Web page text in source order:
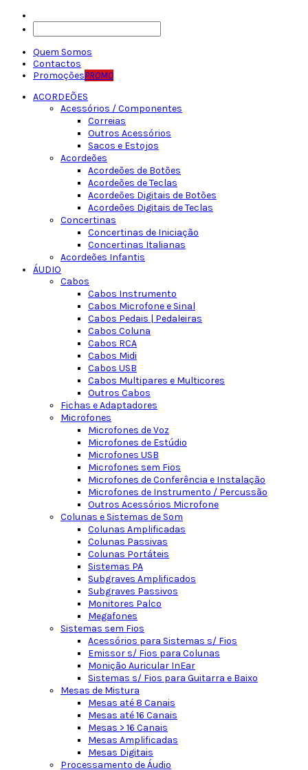
Quem Somos
Contactos
PromoçõesPROMO
ACORDEÕES
Acessórios / Componentes
Correias
Outros Acessórios
Sacos e Estojos
Acordeões
Acordeões de Botões
Acordeões de Teclas
Acordeões Digitais de Botões
Acordeões Digitais de Teclas
Concertinas
Concertinas de Iniciação
Concertinas Italianas
Acordeões Infantis
ÁUDIO
Cabos
Cabos Instrumento
Cabos Microfone e Sinal
Cabos Pedais | Pedaleiras
Cabos Coluna
Cabos RCA
Cabos Midi
Cabos USB
Cabos Multipares e Multicores
Outros Cabos
Fichas e Adaptadores
Microfones
Microfones de Voz
Microfones de Estúdio
Microfones USB
Microfones sem Fios
Microfones de Conferência e Instalação
Microfones de Instrumento / Percussão
Outros Acessórios Microfone
Colunas e Sistemas de Som
Colunas Amplificadas
Colunas Passivas
Colunas Portáteis
Sistemas PA
Subgraves Amplificados
Subgraves Passivos
Monitores Palco
Megafones
Sistemas sem Fios
Acessórios para Sistemas s/ Fios
Emissor s/ Fios para Colunas
Monição Auricular InEar
Sistemas s/ Fios para Guitarra e Baixo
Mesas de Mistura
Mesas até 8 Canais
Mesas até 16 Canais
Mesas > 16 Canais
Mesas Amplificadas
Mesas Digitais
Processamento de Áudio